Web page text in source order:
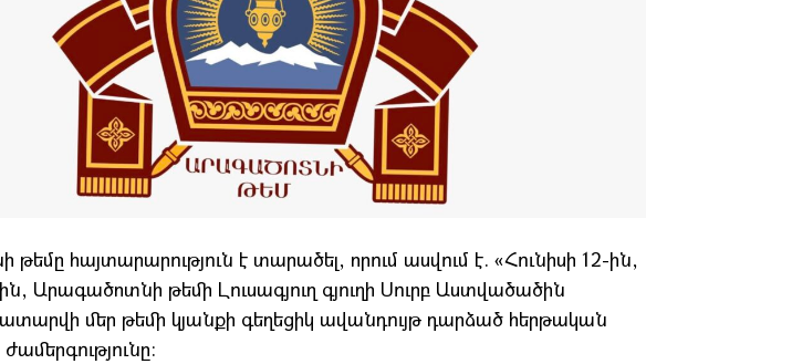
հայտարարություն է տարածել, որում ասվում է. «Հունիսի 12-ին,
Արագածոտնի թեմի Լուսագյուղ գյուղի Սուրբ Աստվածածին
մեր թեմի կյանքի գեղեցիկ ավանդույթ դարձած հերթական